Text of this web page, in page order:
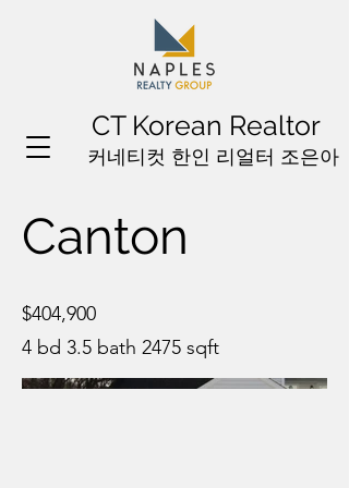
커네티컷 한인 리얼터 조은아
CT Korean Realtor
Canton
$404,900
4 bd 3.5 bath 2475 sqft